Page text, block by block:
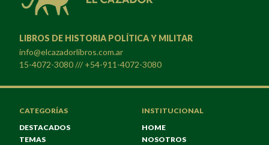
LIBROS DE HISTORIA POLÍTICA Y MILITAR
info@elcazadorlibros.com.ar
15-4072-3080 /// +54-911-4072-3080
CATEGORÍAS
DESTACADOS
TEMAS
INSTITUCIONAL
HOME
NOSOTROS